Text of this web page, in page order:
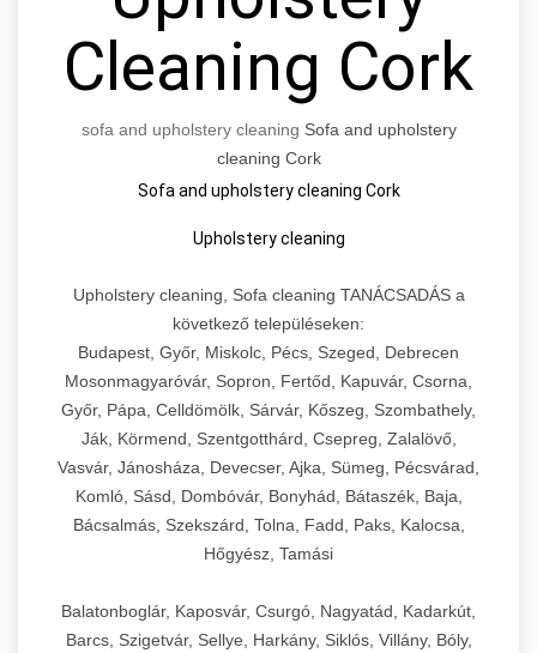
Cleaning Cork
sofa and upholstery cleaning Sofa and upholstery
cleaning Cork
Sofa and upholstery cleaning Cork
Upholstery cleaning
Upholstery cleaning, Sofa cleaning TANÁCSADÁS a
következő településeken:
Budapest, Győr, Miskolc, Pécs, Szeged, Debrecen
Mosonmagyaróvár, Sopron, Fertőd, Kapuvár, Csorna,
Győr, Pápa, Celldömölk, Sárvár, Kőszeg, Szombathely,
Ják, Körmend, Szentgotthárd, Csepreg, Zalalövő,
Vasvár, Jánosháza, Devecser, Ajka, Sümeg, Pécsvárad,
Komló, Sásd, Dombóvár, Bonyhád, Bátaszék, Baja,
Bácsalmás, Szekszárd, Tolna, Fadd, Paks, Kalocsa,
Hőgyész, Tamási
Balatonboglár, Kaposvár, Csurgó, Nagyatád, Kadarkút,
Barcs, Szigetvár, Sellye, Harkány, Siklós, Villány, Bóly,